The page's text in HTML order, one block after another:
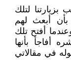
لتلك
بأن أبعث لهم
أفتح تلك
أفاجأ بأنها
في مقالاتي